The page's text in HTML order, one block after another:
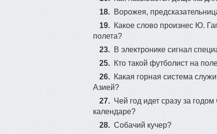
98
18. Ворожея,
19. Какое слово произнес Ю.
полета?
23. В электронике сигнал
25. Кто такой футболист на
26. Какая горная система
Азией?
27. Чей год идет сразу за
календаре?
28. Собачий кучер?